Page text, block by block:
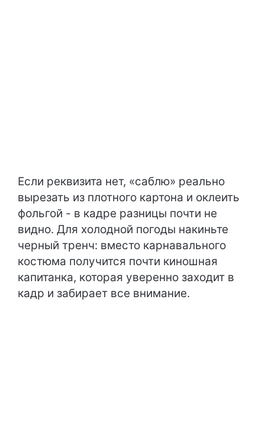
Если реквизита нет, «саблю» реально
вырезать из плотного картона и оклеить
фольгой - в кадре разницы почти не
видно. Для холодной погоды накиньте
черный тренч: вместо карнавального
костюма получится почти киношная
капитанка, которая уверенно заходит в
кадр и забирает все внимание.